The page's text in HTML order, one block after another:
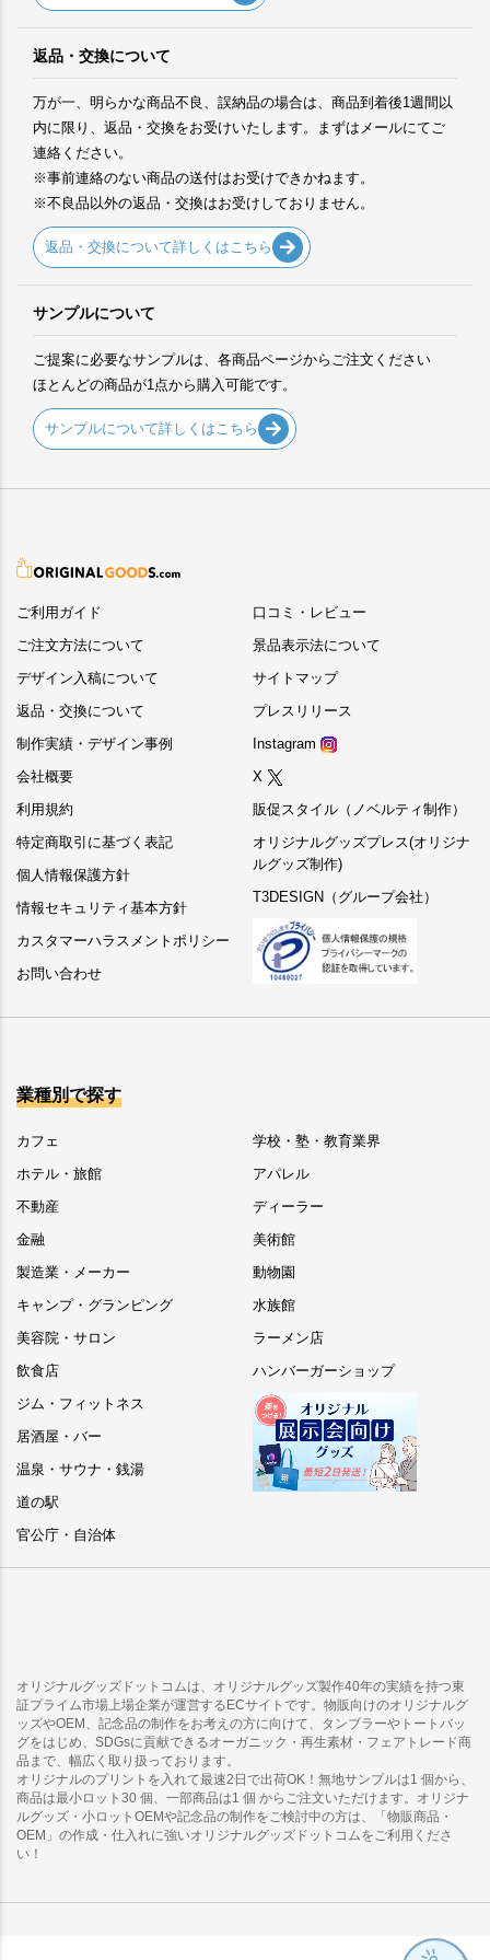
返品・交換について
万が一、明らかな商品不良、誤納品の場合は、商品到着後1週間以
内に限り、返品・交換をお受けいたします。まずはメールにてご
連絡ください。
※事前連絡のない商品の送付はお受けできかねます。
※不良品以外の返品・交換はお受けしておりません。
返品・交換について詳しくはこちら
サンプルについて
ご提案に必要なサンプルは、各商品ページからご注文ください
ほとんどの商品が1点から購入可能です。
サンプルについて詳しくはこちら
ご利用ガイド
ご注文方法について
デザイン入稿について
返品・交換について
制作実績・デザイン事例
会社概要
利用規約
特定商取引に基づく表記
個人情報保護方針
情報セキュリティ基本方針
カスタマーハラスメントポリシー
お問い合わせ
口コミ・レビュー
景品表示法について
サイトマップ
プレスリリース
Instagram
X
販促スタイル（ノベルティ制作）
オリジナルグッズプレス(オリジナ
ルグッズ制作)
T3DESIGN（グループ会社）
業種別で探す
カフェ
ホテル・旅館
不動産
金融
製造業・メーカー
キャンプ・グランピング
美容院・サロン
飲食店
ジム・フィットネス
居酒屋・バー
温泉・サウナ・銭湯
道の駅
官公庁・自治体
学校・塾・教育業界
アパレル
ディーラー
美術館
動物園
水族館
ラーメン店
ハンバーガーショップ
オリジナルグッズドットコムは、オリジナルグッズ製作40年の実績を持つ東
証プライム市場上場企業が運営するECサイトです。物販向けのオリジナルグ
ッズやOEM、記念品の制作をお考えの方に向けて、タンブラーやトートバッ
グをはじめ、SDGsに貢献できるオーガニック・再生素材・フェアトレード商
品まで、幅広く取り扱っております。
オリジナルのプリントを入れて最速2日で出荷OK！無地サンプルは1 個から、
商品は最小ロット30 個、一部商品は1 個 からご注文いただけます。オリジナ
ルグッズ・小ロットOEMや記念品の制作をご検討中の方は、「物販商品・
OEM」の作成・仕入れに強いオリジナルグッズドットコムをご利用くださ
い！